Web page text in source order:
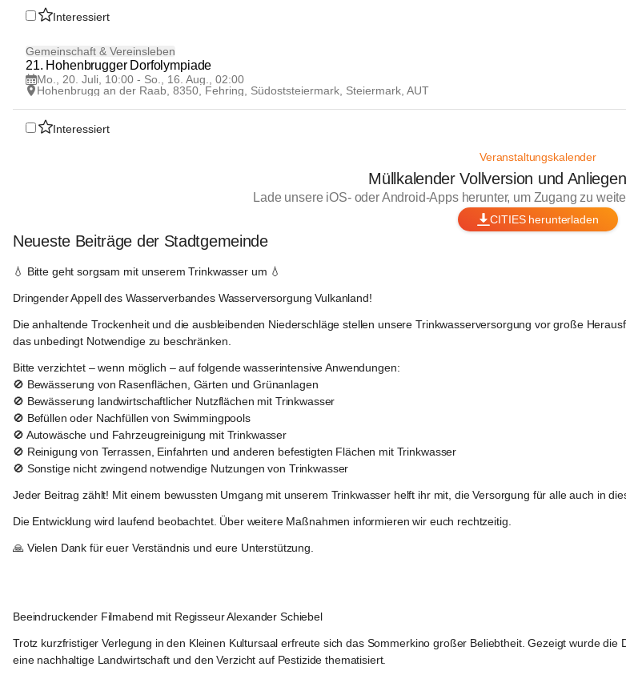
Interessiert
20
JUL
Gemeinschaft & Vereinsleben
21. Hohenbrugger Dorfolympiade
Mo., 20. Juli, 10:00 - So., 16. Aug., 02:00
Hohenbrugg an der Raab, 8350, Fehring, Südoststeiermark, Steiermark, AUT
Interessiert
Veranstaltungskalender
Müllkalender Vollversion und
Lade unsere iOS- oder Android-Apps herunter, um Zugang zu
CITIES herunterladen
Neueste Beiträge der Stadtgemeinde
💧 Bitte geht sorgsam mit unserem Trinkwasser um 💧
Dringender Appell des Wasserverbandes Wasserversorgung Vulkanland!
Die anhaltende Trockenheit und die ausbleibenden Niederschläge stellen unsere Trinkwasserversorgung vor große
das unbedingt Notwendige zu beschränken.
Bitte verzichtet – wenn möglich – auf folgende wasserintensive Anwendungen:
🚫 Bewässerung von Rasenflächen, Gärten und Grünanlagen
🚫 Bewässerung landwirtschaftlicher Nutzflächen mit Trinkwasser
🚫 Befüllen oder Nachfüllen von Swimmingpools
🚫 Autowäsche und Fahrzeugreinigung mit Trinkwasser
🚫 Reinigung von Terrassen, Einfahrten und anderen befestigten Flächen mit Trinkwasser
🚫 Sonstige nicht zwingend notwendige Nutzungen von Trinkwasser
Jeder Beitrag zählt! Mit einem bewussten Umgang mit unserem Trinkwasser helft ihr mit, die Versorgung für alle auch in
Die Entwicklung wird laufend beobachtet. Über weitere Maßnahmen informieren wir euch rechtzeitig.
🙏 Vielen Dank für euer Verständnis und eure Unterstützung.
Beeindruckender Filmabend mit Regisseur Alexander Schiebel
Trotz kurzfristiger Verlegung in den Kleinen Kultursaal erfreute sich das Sommerkino großer Beliebtheit. Gezeigt wurde
eine nachhaltige Landwirtschaft und den Verzicht auf Pestizide thematisiert.